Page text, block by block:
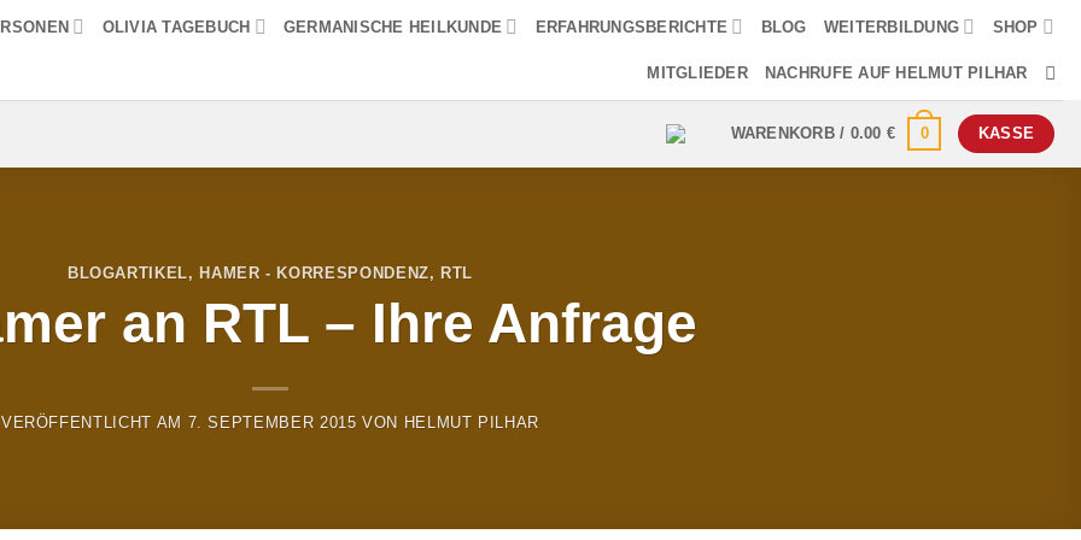
OLIVIA TAGEBUCH GERMANISCHE HEILKUNDE ERFAHRUNGSBERICHTE BLOG WEITERBILDUNG SHOP
MITGLIEDER NACHRUFE AUF HELMUT PILHAR
WARENKORB / 0.00 € 0 KASSE
BLOGARTIKEL, HAMER - KORRESPONDENZ, RTL
an RTL – Ihre Anfrage
VERÖFFENTLICHT AM 7. SEPTEMBER 2015 VON HELMUT PILHAR